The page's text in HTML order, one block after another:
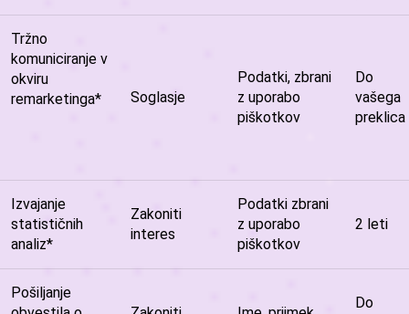
Tržno
komuniciranje v
okviru
remarketinga*
Soglasje
Podatki, zbrani
z uporabo
piškotkov
Do
vašega
preklica
Izvajanje
statističnih
analiz*
Zakoniti
interes
Podatki zbrani
z uporabo
piškotkov
2 leti
Pošiljanje
Do